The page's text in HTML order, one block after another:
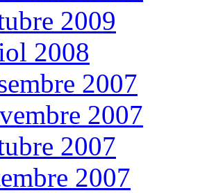
2009
2008
2007
2007
2007
2007